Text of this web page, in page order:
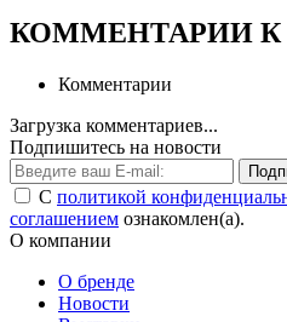
КОММЕНТАРИИ К
Комментарии
Загрузка комментариев...
Подпишитесь на новости
С политикой
соглашением ознакомлен(а).
О компании
О бренде
Новости